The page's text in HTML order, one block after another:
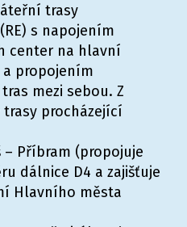
trasy
s napojením
center na hlavní
a propojením
mezi sebou. Z
trasy procházející
– Příbram (propojuje
dálnice D4 a zajišťuje
Hlavního města